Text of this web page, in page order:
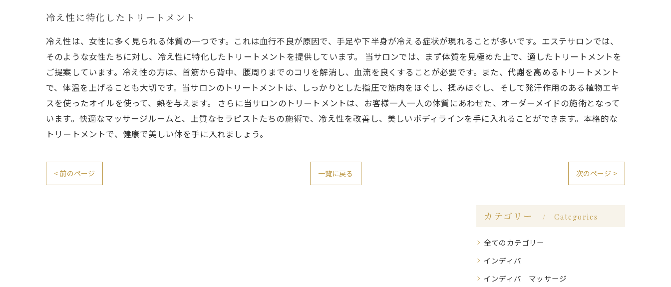
冷え性に特化したトリートメント
冷え性は、女性に多く見られる体質の一つです。これは血行不良が原因で、手足や下半身が冷える症状が現れることが多いです。エステサロンでは、
そのような女性たちに対し、冷え性に特化したトリートメントを提供しています。 当サロンでは、まず体質を見極めた上で、適したトリートメントを
ご提案しています。冷え性の方は、首筋から背中、腰周りまでのコリを解消し、血流を良くすることが必要です。また、代謝を高めるトリートメント
で、体温を上げることも大切です。当サロンのトリートメントは、しっかりとした指圧で筋肉をほぐし、揉みほぐし、そして発汗作用のある植物エキ
スを使ったオイルを使って、熱を与えます。 さらに当サロンのトリートメントは、お客様一人一人の体質にあわせた、オーダーメイドの施術となって
います。快適なマッサージルームと、上質なセラピストたちの施術で、冷え性を改善し、美しいボディラインを手に入れることができます。本格的な
トリートメントで、健康で美しい体を手に入れましょう。
< 前のページ 一覧に戻る 次のページ >
カテゴリー Categories
全てのカテゴリー
インディバ
インディバ マッサージ